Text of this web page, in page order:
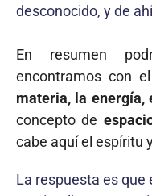
desconocido, y de
En resumen
encontramos con
materia, la energía,
concepto de
cabe aquí el espíritu
La respuesta es